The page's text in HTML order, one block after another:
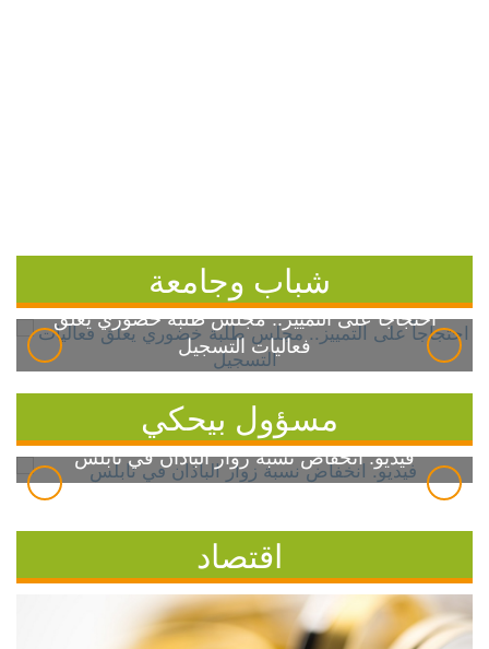
شباب وجامعة
احتجاجاً على التمييز.. مجلس طلبة خضوري يعلق
فعاليات التسجيل
مسؤول بيحكي
فيديو: انخفاض نسبة زوار الباذان في نابلس
اقتصاد